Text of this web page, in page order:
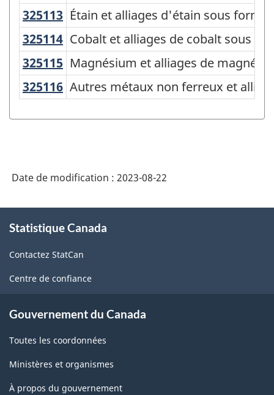
SCPAN
Canada
2017
version
2.0
prix
produits
industriels
(IPPI)
-
de
la
325113 Étain et alliages d'étain sous
Étain et alliages d'étain sous forme
325114 Cobalt et alliages de cobalt sous
Cobalt et alliages de cobalt sous
325115 Magnésium et alliages de
Magnésium et alliages de
325116 Autres métaux non ferreux et
Autres métaux non ferreux et
Date de modification : 2023-08-22
propos
ce
site
Statistique Canada
Contactez StatCan
Centre de confiance
Gouvernement du Canada
Toutes les coordonnées
Ministères et organismes
À propos du gouvernement